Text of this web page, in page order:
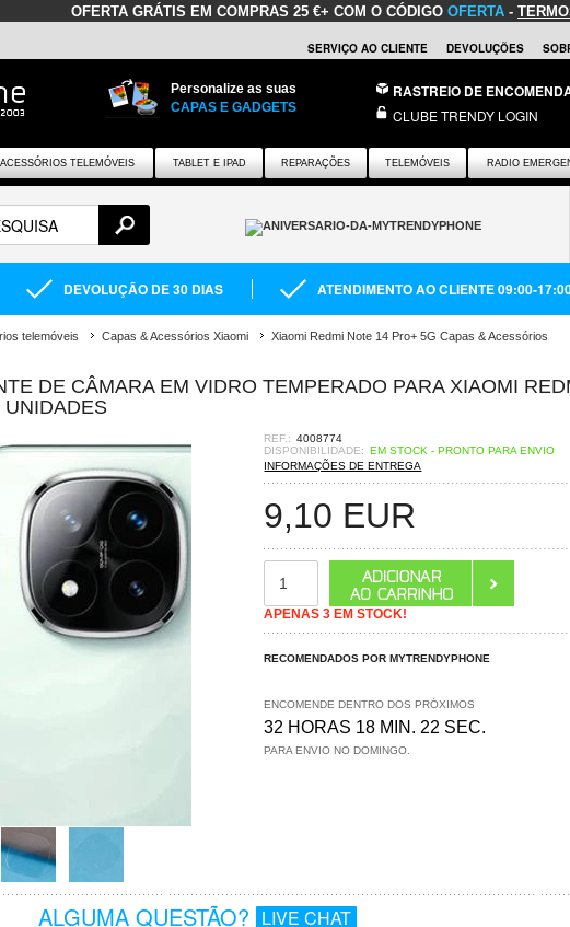
OFERTA GRÁTIS EM COMPRAS 25 €+ COM O CÓDIGO OFERTA -
SERVIÇO AO CLIENTE DEVOLUÇÕES
Personalize as suas
CAPAS E GADGETS
RASTREIO DE
CLUBE TRENDY LOGIN
ACESSÓRIOS TELEMÓVEIS TABLET E IPAD REPARAÇÕES TELEMÓVEIS RADIO
DEVOLUÇÃO DE 30 DIAS ATENDIMENTO AO CLIENTE 09:00-
telemóveis Capas & Acessórios Xiaomi Xiaomi Redmi Note 14 Pro+ 5G Capas & Acessórios
DE CÂMARA EM VIDRO TEMPERADO PARA XIAOMI
REF.: 4008774
DISPONIBILIDADE: EM STOCK - PRONTO PARA ENVIO
INFORMAÇÕES DE ENTREGA
9,10 EUR
APENAS 3 EM STOCK!
RECOMENDADOS POR MYTRENDYPHONE
ENCOMENDE DENTRO DOS PRÓXIMOS
32 HORAS 18 MIN. 22 SEC.
PARA ENVIO NO DOMINGO.
ALGUMA QUESTÃO? LIVE CHAT